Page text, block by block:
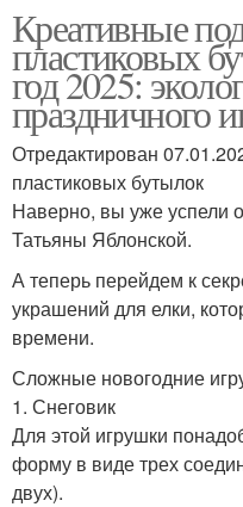
Креативные
пластиковых
год 2025:
праздничного
Отредактирован
пластиковых бутылок
Наверно, вы уже успели
Татьяны Яблонской.
А теперь перейдем к
украшений для елки,
времени.
Сложные новогодние
1. Снеговик
Для этой игрушки
форму в виде трех
двух).